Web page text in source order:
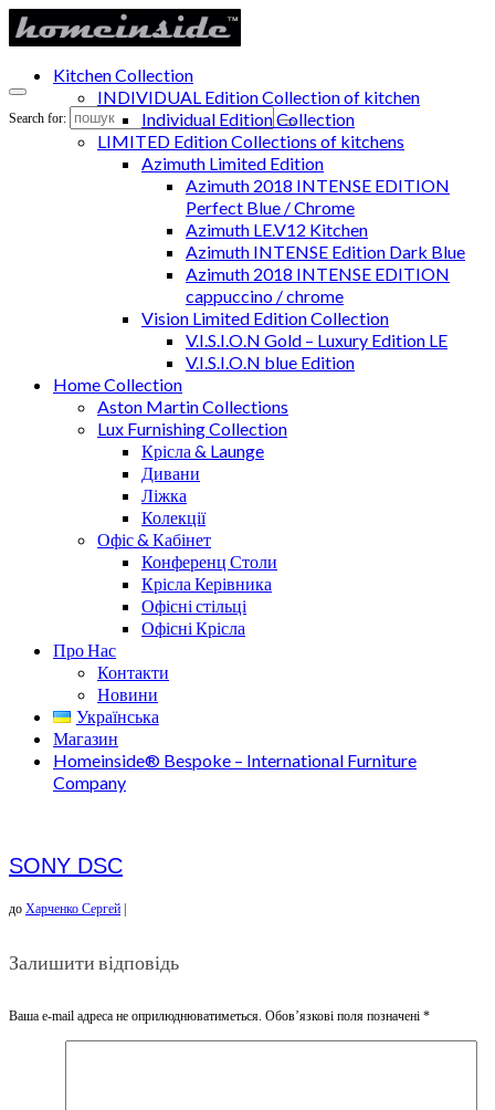
Search for:
Kitchen Collection
INDIVIDUAL Edition Collection of kitchen
Individual Edition Collection
LIMITED Edition Collections of kitchens
Azimuth Limited Edition
Azimuth 2018 INTENSE EDITION
Perfect Blue / Chrome
Azimuth LE.V12 Kitchen
Azimuth INTENSE Edition Dark Blue
Azimuth 2018 INTENSE EDITION
cappuccino / chrome
Vision Limited Edition Collection
V.I.S.I.O.N Gold – Luxury Edition LE
V.I.S.I.O.N blue Edition
Home Collection
Aston Martin Collections
Lux Furnishing Collection
Крісла & Launge
Дивани
Ліжка
Колекції
Офіс & Кабінет
Конференц Столи
Крісла Керівника
Офісні стільці
Офісні Крісла
Про Нас
Контакти
Новини
Українська
Магазин
Homeinside® Bespoke – International Furniture
Company
SONY DSC
до Харченко Сергей
Залишити відповідь
Ваша e-mail адреса не оприлюднюватиметься. Обов’язкові поля позначені *